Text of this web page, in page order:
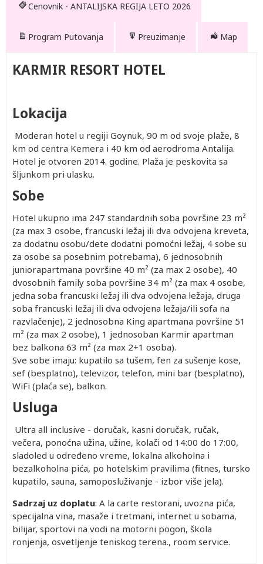
Cenovnik - ANTALIJSKA REGIJA LETO 2026
Program Putovanja Preuzimanje Map
KARMIR RESORT HOTEL
Lokacija
Moderan hotel u regiji Goynuk, 90 m od svoje plaže, 8
km od centra Kemera i 40 km od aerodroma Antalija.
Hotel je otvoren 2014. godine. Plaža je peskovita sa
šljunkom pri ulasku.
Sobe
Hotel ukupno ima 247 standardnih soba površine 23 m²
(za max 3 osobe, francuski ležaj ili dva odvojena kreveta,
za dodatnu osobu/dete dodatni pomoćni ležaj, 4 sobe su
za osobe sa posebnim potrebama), 6 jednosobnih
juniorapartmana površine 40 m² (za max 2 osobe), 40
dvosobnih family soba površine 34 m² (za max 4 osobe,
jedna soba francuski ležaj ili dva odvojena ležaja, druga
soba francuski ležaj ili dva odvojena ležaja/ili sofa na
razvlačenje), 2 jednosobna King apartmana površine 51
m² (za max 2 osobe), 1 jednosoban Karmir apartman
bez balkona 63 m² (za max 2+1 osoba).
Sve sobe imaju: kupatilo sa tušem, fen za sušenje kose,
sef (besplatno), televizor, telefon, mini bar (besplatno),
WiFi (plaća se), balkon.
Usluga
Ultra all inclusive - doručak, kasni doručak, ručak,
večera, ponoćna užina, užine, kolači od 14:00 do 17:00,
sladoled u određeno vreme, lokalna alkoholna i
bezalkoholna pića, po hotelskim pravilima (fitnes, tursko
kupatilo, sauna, samoposluživanje - izbor više jela).
Sadrzaj uz doplatu: A la carte restorani, uvozna pića,
specijalna vina, masaže i tretmani, internet u sobama,
bilijar, sportovi na vodi na motorni pogon, škola
ronjenja, osvetljenje teniskog terena., room service.